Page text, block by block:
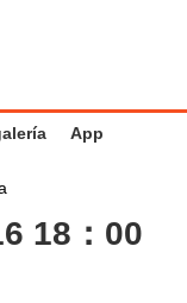
App
18：00